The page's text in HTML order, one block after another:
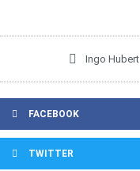
Ingo Hubert
FACEBOOK
TWITTER